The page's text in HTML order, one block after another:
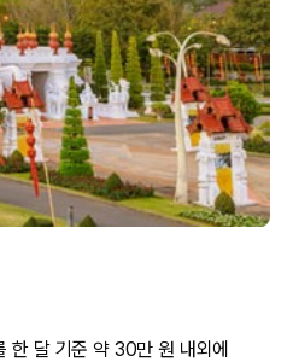
한 달 기준 약 30만 원 내외에